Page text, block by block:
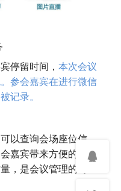
停留时间， 本次会议
参会嘉宾在进行微信
记录。
以查询会场座位信
嘉宾带来方便的同
，是会议管理的“事